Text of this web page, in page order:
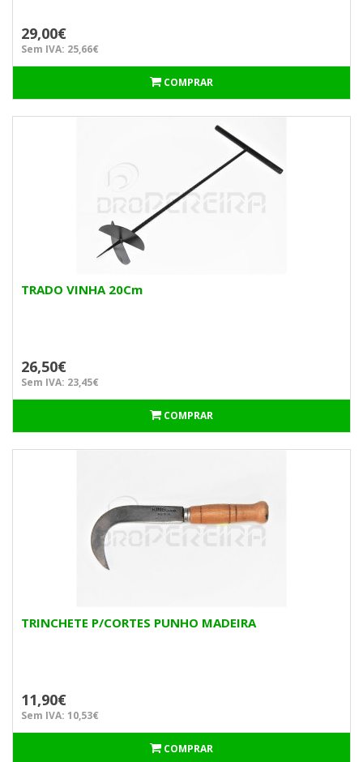
29,00€
Sem IVA: 25,66€
COMPRAR
TRADO VINHA 20Cm
26,50€
Sem IVA: 23,45€
COMPRAR
TRINCHETE P/CORTES PUNHO MADEIRA
11,90€
Sem IVA: 10,53€
COMPRAR